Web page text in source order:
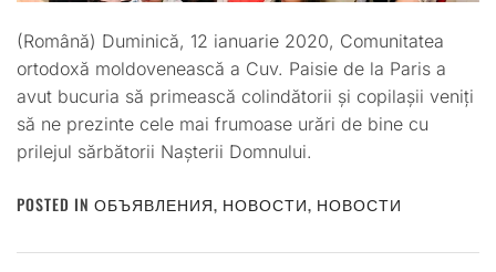
(Română) Duminică, 12 ianuarie 2020, Comunitatea
ortodoxă moldovenească a Cuv. Paisie de la Paris a
avut bucuria să primească colindătorii și copilașii veniți
să ne prezinte cele mai frumoase urări de bine cu
prilejul sărbătorii Nașterii Domnului.
POSTED IN ОБЪЯВЛЕНИЯ, НОВОСТИ, НОВОСТИ